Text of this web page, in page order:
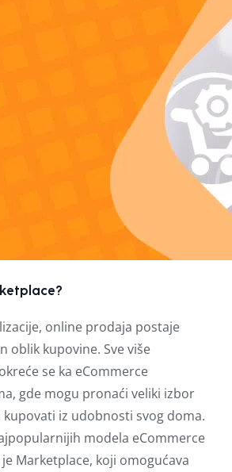
online prodaja postaje
oblik kupovine. Sve više
se ka eCommerce
gde mogu pronaći veliki izbor
iz udobnosti svog doma.
modela eCommerce
Marketplace, koji omogućava